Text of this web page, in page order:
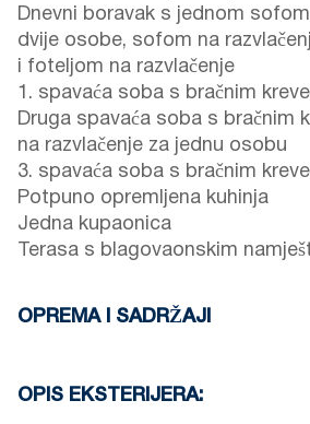
Dnevni boravak s jednom
dvije osobe, sofom na
i foteljom na razvlačenje
1. spavaća soba s bračnim
Druga spavaća soba s bračnim
na razvlačenje za jednu osobu
3. spavaća soba s bračnim
Potpuno opremljena kuhinja
Jedna kupaonica
Terasa s blagovaonskim
OPREMA I SADRŽAJI
Klima uređaji
OPIS EKSTERIJERA: